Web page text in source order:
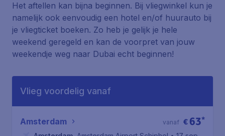
Het aftellen kan bijna beginnen. Bij vliegwinkel kun je
namelijk ook eenvoudig een hotel en/of huurauto bij
je vliegticket boeken. Zo heb je gelijk je hele
weekend geregeld en kan de voorpret van jouw
weekendje weg naar Dubai echt beginnen!
Vlieg voordelig vanaf
Amsterdam € 63*
vanaf